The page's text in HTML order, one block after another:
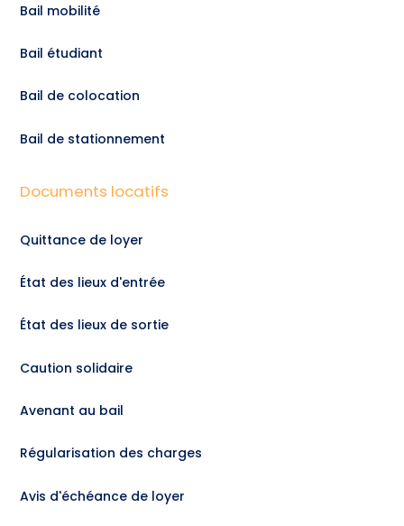
Bail mobilité
Bail étudiant
Bail de colocation
Bail de stationnement
Documents locatifs
Quittance de loyer
État des lieux d'entrée
État des lieux de sortie
Caution solidaire
Avenant au bail
Régularisation des charges
Avis d'échéance de loyer